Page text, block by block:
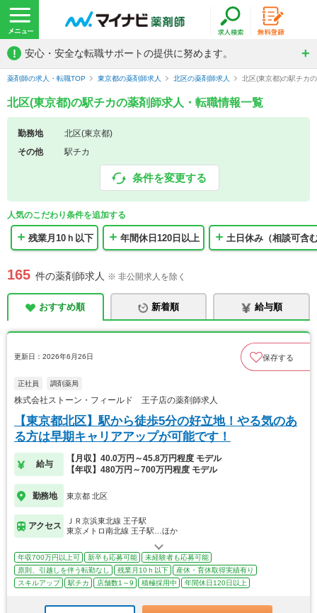
! 安心・安全な転職サポートの提供に努めます。
薬剤師の求人・転職TOP 東京都の薬剤師求人 北区の薬剤師求人 北区(東京都)の駅チカ
北区(東京都)の駅チカの薬剤師求人・転職情報一覧
勤務地
北区(東京都)
その他
駅チカ
条件を変更する
人気のこだわり条件を追加する
残業月10ｈ以下 年間休日120日以上 土日休み（相談可含
165 件の薬剤師求人 ※ 非公開求人を除く
おすすめ順 新着順 給与順
更新日：2026年6月26日 保存する
正社員 調剤薬局
株式会社ストーン・フィールド 王子店の薬剤師求人
【東京都北区】駅から徒歩5分の好立地！やる気のあ
る方は早期キャリアアップが可能です！
給与
【月収】40.0万円～45.8万円程度 モデル
【年収】480万円～700万円程度 モデル
勤務地 東京都 北区
アクセス
ＪＲ京浜東北線 王子駅
東京メトロ南北線 王子駅…ほか
年収700万円以上可 新卒も応募可能
未経験者も応募可能
原則、引越しを伴う転勤なし
残業月10ｈ以下
産休・育休取得実績有り
スキルアップ
駅チカ 店舗数1～9 積極採用中 年間休日120日以上